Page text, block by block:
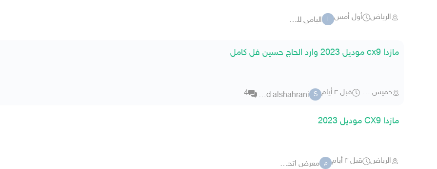
الرياض أول أمس ا اليامي للسيارات
مازدا cx9 موديل 2023 وارد الحاج حسين فل كامل
خميس مشيط قبل ٣ أيام S
saeed alshahrani
4
مازدا CX9 موديل 2023
الرياض قبل ٣ أيام م معرض اتحاد الراي